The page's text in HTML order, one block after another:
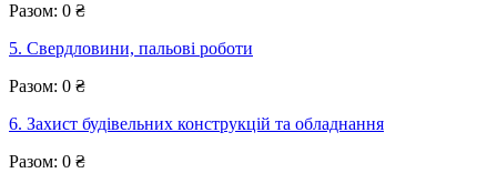
Разом: 0 ₴
5. Свердловини, пальові роботи
Разом: 0 ₴
6. Захист будівельних конструкцій та обладнання
Разом: 0 ₴